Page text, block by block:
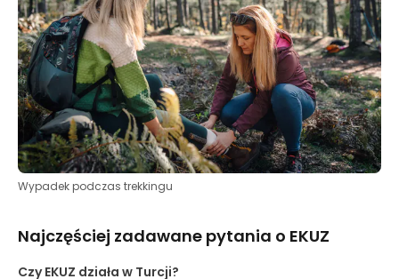
Wypadek podczas trekkingu
Najczęściej zadawane pytania o EKUZ
Czy EKUZ działa w Turcji?